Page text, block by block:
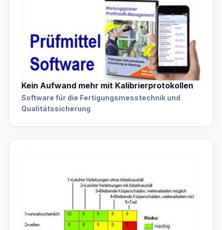
Kein Aufwand mehr mit Kalibrierprotokollen
Software für die Fertigungsmesstechnik und
Qualitätssicherung